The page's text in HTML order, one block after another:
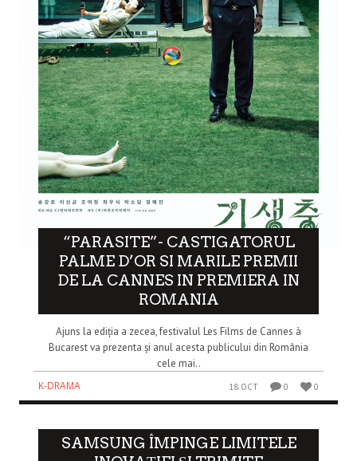
“PARASITE”- CASTIGATORUL
PALME D’OR SI MARILE PREMII
DE LA CANNES IN PREMIERA IN
ROMANIA
Ajuns la ediția a zecea, festivalul Les Films de Cannes à
Bucarest va prezenta și anul acesta publicului din România
cele mai..
K-DRAMA
18 OCT 0 0
SAMSUNG ÎMPINGE LIMITELE